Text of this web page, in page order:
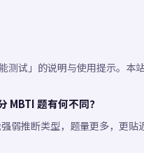
测试」的说明与使用提示。本
MBTI 题有何不同？
弱推断类型，题量更多，更贴